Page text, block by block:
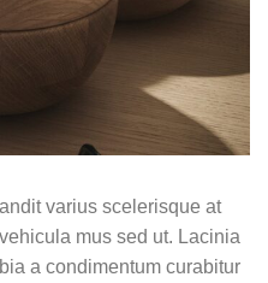
varius scelerisque at
mus sed ut. Lacinia
a condimentum curabitur